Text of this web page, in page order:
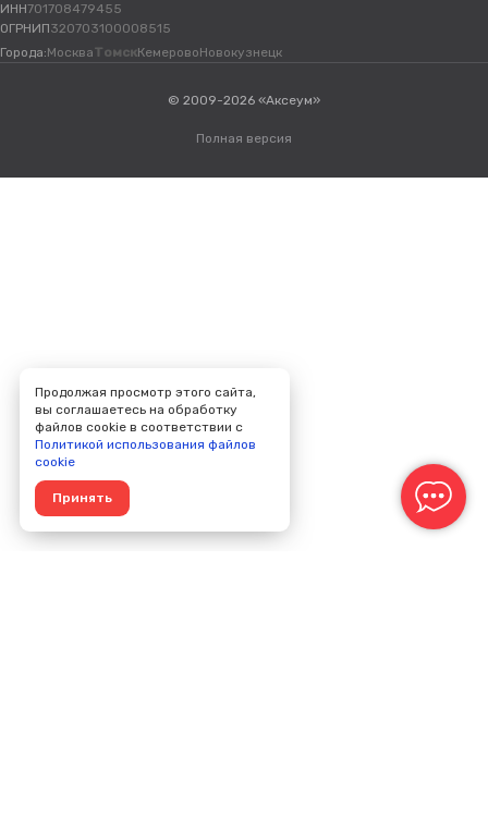
ИНН701708479455
ОГРНИП320703100008515
Города:МоскваТомскКемеровоНовокузнецк
© 2009-2026 «Аксеум»
Полная версия
Продолжая просмотр этого сайта,
вы соглашаетесь на обработку
файлов cookie в соответствии с
Политикой использования файлов
cookie
Принять